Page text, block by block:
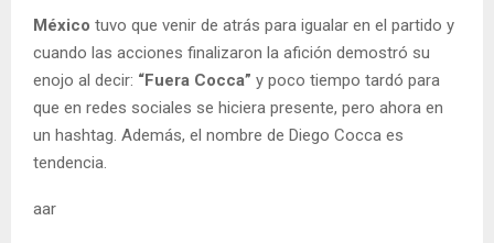
México tuvo que venir de atrás para igualar en el partido y
cuando las acciones finalizaron la afición demostró su
enojo al decir: “Fuera Cocca” y poco tiempo tardó para
que en redes sociales se hiciera presente, pero ahora en
un hashtag. Además, el nombre de Diego Cocca es
tendencia.
aar